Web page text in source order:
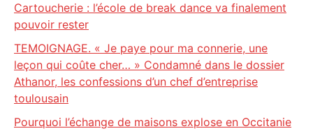
Cartoucherie : l’école de break dance va finalement
pouvoir rester
TEMOIGNAGE. « Je paye pour ma connerie, une
leçon qui coûte cher… » Condamné dans le dossier
Athanor, les confessions d’un chef d’entreprise
toulousain
Pourquoi l’échange de maisons explose en Occitanie